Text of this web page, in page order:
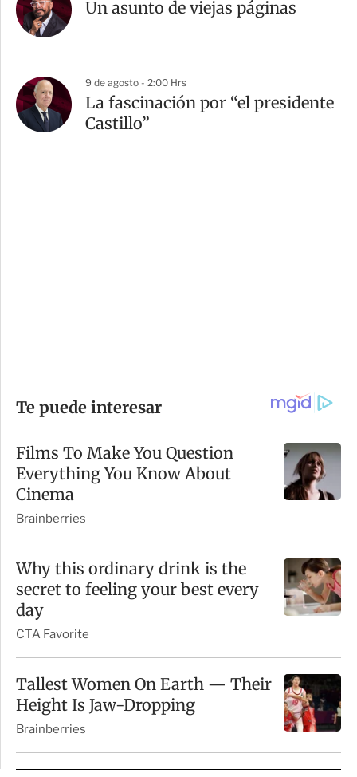
Un asunto de viejas páginas
9 de agosto - 2:00 Hrs
La fascinación por “el presidente
Castillo”